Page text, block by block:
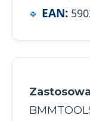
EAN: